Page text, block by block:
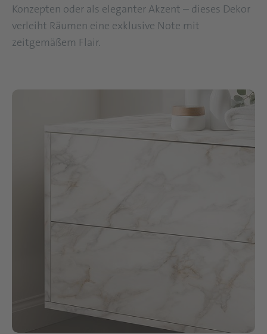
Konzepten oder als eleganter Akzent – dieses Dekor
verleiht Räumen eine exklusive Note mit
zeitgemäßem Flair.